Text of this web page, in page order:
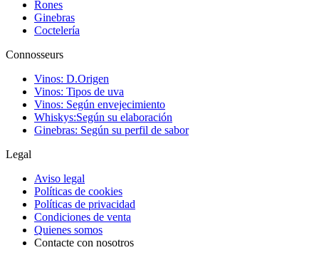
Rones
Ginebras
Coctelería
Connosseurs
Vinos: D.Origen
Vinos: Tipos de uva
Vinos: Según envejecimiento
Whiskys:Según su elaboración
Ginebras: Según su perfil de sabor
Legal
Aviso legal
Políticas de cookies
Políticas de privacidad
Condiciones de venta
Quienes somos
Contacte con nosotros